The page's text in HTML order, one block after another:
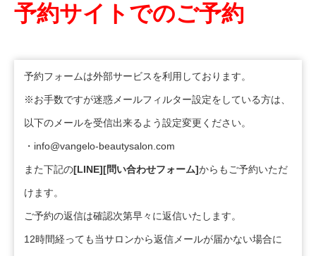
予約サイトでのご予約
予約フォームは外部サービスを利用しております。
※お手数ですが迷惑メールフィルター設定をしている方は、
以下のメールを受信出来るよう設定変更ください。
・info@vangelo-beautysalon.com
また下記の[LINE][問い合わせフォーム]からもご予約いただ
けます。
ご予約の返信は確認次第早々に返信いたします。
12時間経っても当サロンから返信メールが届かない場合に